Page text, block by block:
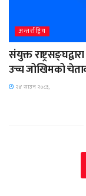
अन्तर्राष्ट्रिय
संयुक्त
उच्च जोखिमको
२४ साउन २०८३,